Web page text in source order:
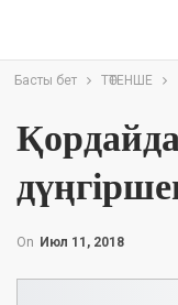
Басты бет ТӨТЕНШЕ
On Июл 11, 2018